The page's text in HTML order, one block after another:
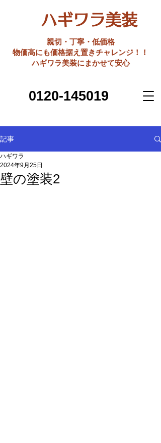
ハギワラ美装
親切・丁寧・低価格
​物価高にも価格据え置きチャレンジ！！
ハギワラ美装にまかせて安心
0120-145019
記事
壁の塗装2
ハギワラ
2024年9月25日